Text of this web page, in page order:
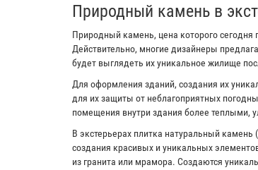
Природный камень в
Природный камень, цена которого сегодня
Действительно, многие дизайнеры
будет выглядеть их уникальное жилище
Для оформления зданий, создания их
для их защиты от неблагоприятных
помещения внутри здания более теплыми,
В экстерьерах плитка натуральный
создания красивых и уникальных
из гранита или мрамора. Создаются